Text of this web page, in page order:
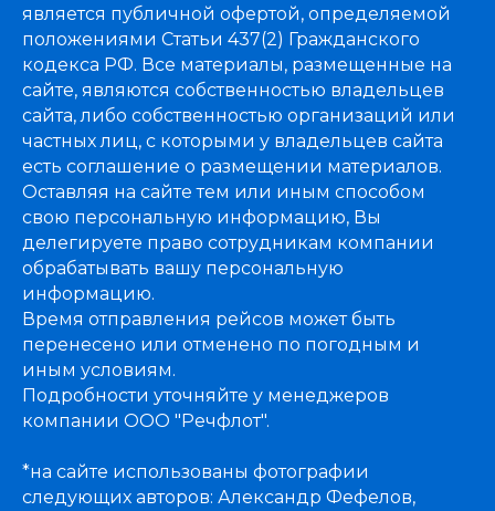
является публичной офертой, определяемой
положениями Статьи 437(2) Гражданского
кодекса РФ. Все материалы, размещенные на
сайте, являются собственностью владельцев
сайта, либо собственностью организаций или
частных лиц, с которыми у владельцев сайта
есть соглашение о размещении материалов.
Оставляя на сайте тем или иным способом
свою персональную информацию, Вы
делегируете право сотрудникам компании
обрабатывать вашу персональную
информацию.
Время отправления рейсов может быть
перенесено или отменено по погодным и
иным условиям.
Подробности уточняйте у менеджеров
компании ООО "Речфлот".
*на сайте использованы фотографии
следующих авторов: Александр Фефелов,